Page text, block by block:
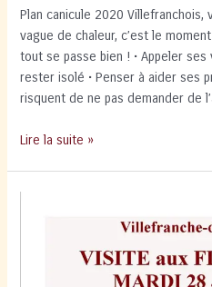
Plan canicule 2020 Villefranchois,
vague de chaleur, c’est le
tout se passe bien ! • Appeler
rester isolé • Penser à aider ses
risquent de ne pas demander de
Attention
Lire la suite »